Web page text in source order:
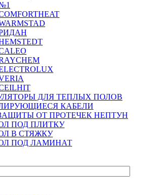
РИДАН
ДЛЯ ТЕПЛЫХ ПОЛОВ
КАБЕЛИ
ОТ ПРОТЕЧЕК НЕПТУН
ПОД ПЛИТКУ
В СТЯЖКУ
ПОД ЛАМИНАТ